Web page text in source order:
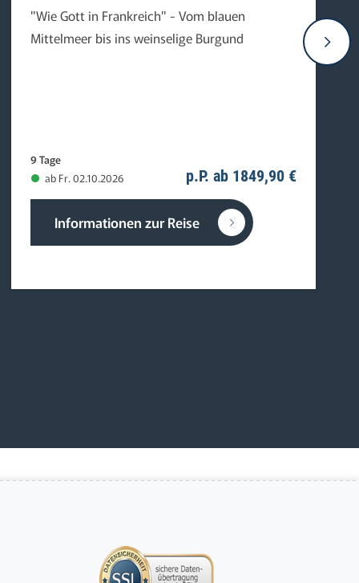
"Wie Gott in Frankreich" - Vom blauen
Mittelmeer bis ins weinselige Burgund
9 Tage
ab Fr. 02.10.2026
p.P. ab 1849,90 €
Informationen zur Reise